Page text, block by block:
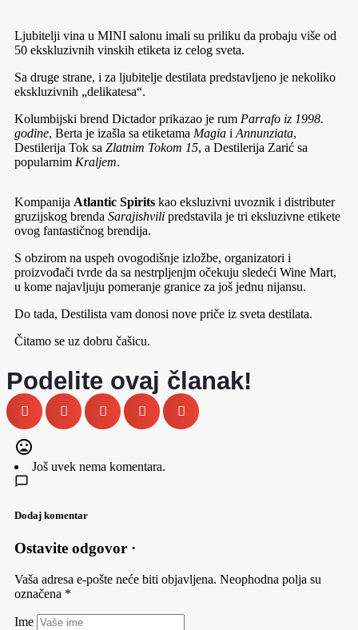
Ljubitelji vina u MINI salonu imali su priliku da probaju više od
50 ekskluzivnih vinskih etiketa iz celog sveta.
Sa druge strane, i za ljubitelje destilata predstavljeno je nekoliko
ekskluzivnih „delikatesa“.
Kolumbijski brend Dictador prikazao je rum Parrafo iz 1998.
godine, Berta je izašla sa etiketama Magia i Annunziata,
Destilerija Tok sa Zlatnim Tokom 15, a Destilerija Zarić sa
popularnim Kraljem.
Kompanija Atlantic Spirits kao eksluzivni uvoznik i distributer
gruzijskog brenda Sarajishvili predstavila je tri eksluzivne etikete
ovog fantastičnog brendija.
S obzirom na uspeh ovogodišnje izložbe, organizatori i
proizvođači tvrde da sa nestrpljenjm očekuju sledeći Wine Mart,
u kome najavljuju pomeranje granice za još jednu nijansu.
Do tada, Destilista vam donosi nove priče iz sveta destilata.
Čitamo se uz dobru čašicu.
Podelite ovaj članak!
Još uvek nema komentara.
Dodaj komentar
Ostavite odgovor ·
Vaša adresa e-pošte neće biti objavljena. Neophodna polja su
označena *
Ime